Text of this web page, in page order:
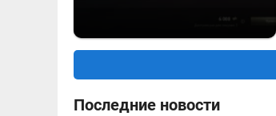
Последние новости